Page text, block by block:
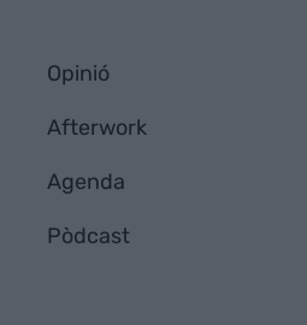
Opinió
Afterwork
Agenda
Pòdcast